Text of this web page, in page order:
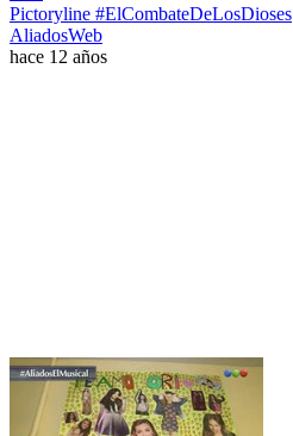
Pictoryline #ElCombateDeLosDioses
AliadosWeb
hace 12 años